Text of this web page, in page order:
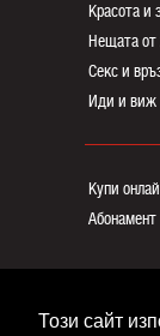
Този сайт
Красота и
Нещата от
Секс и
Иди и виж
Купи
Абонамент